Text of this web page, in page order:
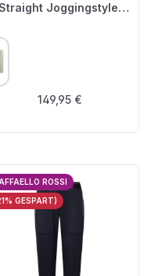
verfügbar.)
Joggingstyle,
Regulärer Preis:
149,95 €
ROSSI
GESPART)